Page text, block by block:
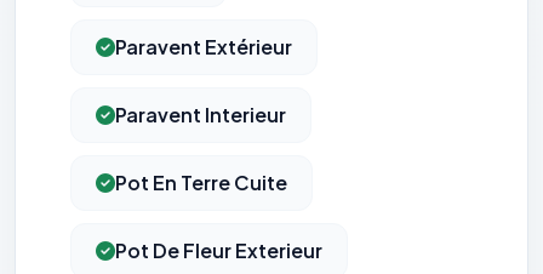
Paravent Extérieur
Paravent Interieur
Pot En Terre Cuite
Pot De Fleur Exterieur